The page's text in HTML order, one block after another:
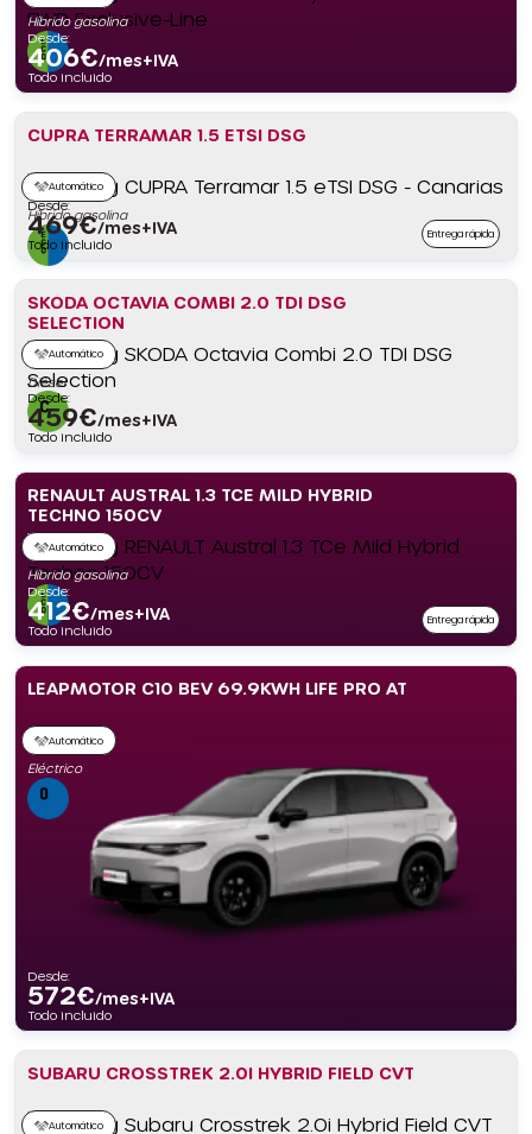
Híbrido gasolina
Desde:
406€/mes+IVA
Todo incluido
CUPRA TERRAMAR 1.5 ETSI DSG
Automático
Híbrido gasolina
Desde:
469€/mes+IVA
Todo incluido
Entrega rápida
SKODA OCTAVIA COMBI 2.0 TDI DSG
SELECTION
Automático
Diésel
Desde:
459€/mes+IVA
Todo incluido
RENAULT AUSTRAL 1.3 TCE MILD HYBRID
TECHNO 150CV
Automático
Híbrido gasolina
Desde:
412€/mes+IVA
Todo incluido
Entrega rápida
LEAPMOTOR C10 BEV 69.9KWH LIFE PRO AT
Automático
Eléctrico
Desde:
572€/mes+IVA
Todo incluido
SUBARU CROSSTREK 2.0I HYBRID FIELD CVT
Automático